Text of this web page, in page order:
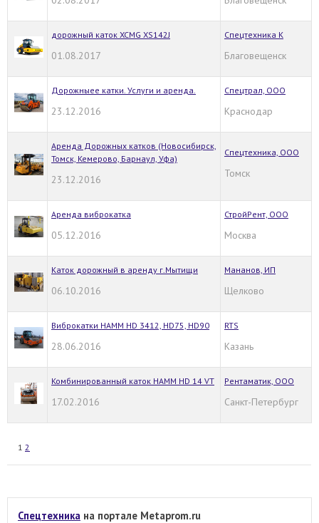
дорожный каток XCMG XS142J
01.08.2017
Спецтехника К
Благовещенск
Дорожныее катки. Услуги и аренда.
23.12.2016
Спецтрал, ООО
Краснодар
Аренда Дорожных катков (Новосибирск,
Томск, Кемерово, Барнаул, Уфа)
23.12.2016
Спецтехника, ООО
Томск
Аренда виброкатка
05.12.2016
СтройРент, ООО
Москва
Каток дорожный в аренду г.Мытищи
06.10.2016
Мананов, ИП
Щелково
Виброкатки HAMM HD 3412, HD75, HD90
28.06.2016
RTS
Казань
Комбинированный каток HAMM HD 14 VT
17.02.2016
Рентаматик, ООО
Санкт-Петербург
1 2
Спецтехника на портале Metaprom.ru